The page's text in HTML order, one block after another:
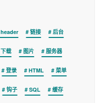
header 链接 后台
下载 图片 服务器
登录 HTML 菜单
钩子 SQL 缓存